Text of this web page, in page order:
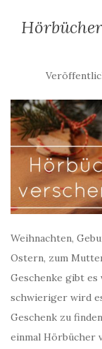
Weihnachten,
Ostern, zum
Geschenke gibt es
schwieriger wird
Geschenk zu
einmal Hörbücher